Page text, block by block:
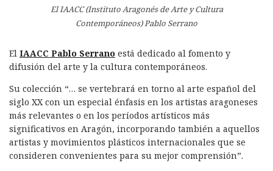
El IAACC (Instituto Aragonés de Arte y Cultura
Contemporáneos) Pablo Serrano
El IAACC Pablo Serrano está dedicado al fomento y
difusión del arte y la cultura contemporáneos.
Su colección “… se vertebrará en torno al arte español del
siglo XX con un especial énfasis en los artistas aragoneses
más relevantes o en los períodos artísticos más
significativos en Aragón, incorporando también a aquellos
artistas y movimientos plásticos internacionales que se
consideren convenientes para su mejor comprensión”.